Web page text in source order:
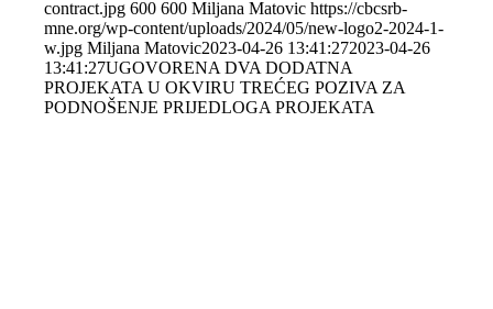
contract.jpg 600 600 Miljana Matovic https://cbcsrb-
mne.org/wp-content/uploads/2024/05/new-logo2-2024-1-
w.jpg Miljana Matovic2023-04-26 13:41:272023-04-26
13:41:27UGOVORENA DVA DODATNA
PROJEKATA U OKVIRU TREĆEG POZIVA ZA
PODNOŠENJE PRIJEDLOGA PROJEKATA